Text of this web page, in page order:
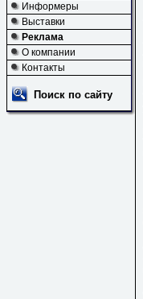
Информеры
Выставки
Реклама
О компании
Контакты
Поиск по сайту